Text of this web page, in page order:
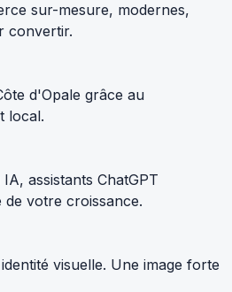
sur-mesure, modernes,
convertir.
d'Opale grâce au
local.
assistants ChatGPT
de votre croissance.
visuelle. Une image forte